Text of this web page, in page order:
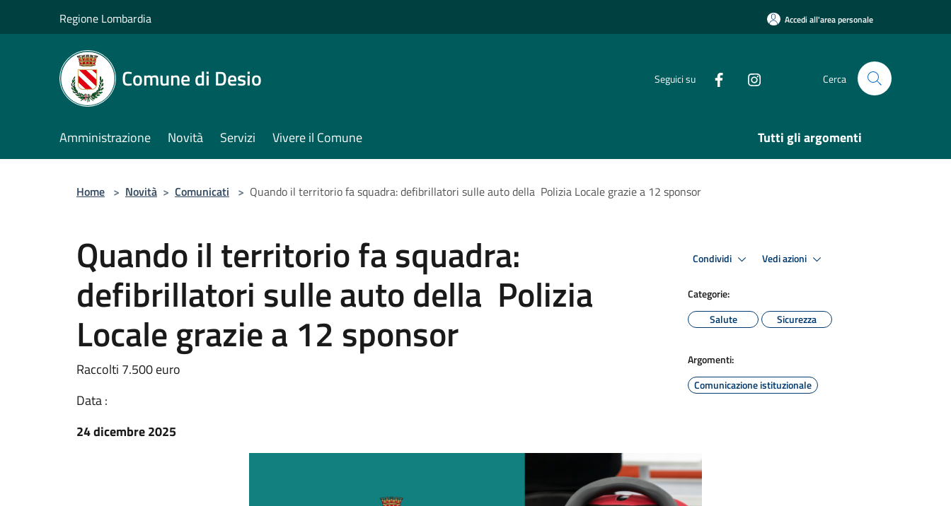
Regione Lombardia Accedi all'area personale
Comune di Desio Seguici su Cerca
Amministrazione Novità Servizi Vivere il Comune Tutti gli argomenti
Home > Novità > Comunicati > Quando il territorio fa squadra: defibrillatori sulle auto della Polizia Locale grazie a 12 sponsor
Quando il territorio fa squadra:
defibrillatori sulle auto della Polizia
Locale grazie a 12 sponsor
Raccolti 7.500 euro
Data :
24 dicembre 2025
Condividi Vedi azioni
Categorie:
Salute
Sicurezza
Argomenti:
Comunicazione istituzionale